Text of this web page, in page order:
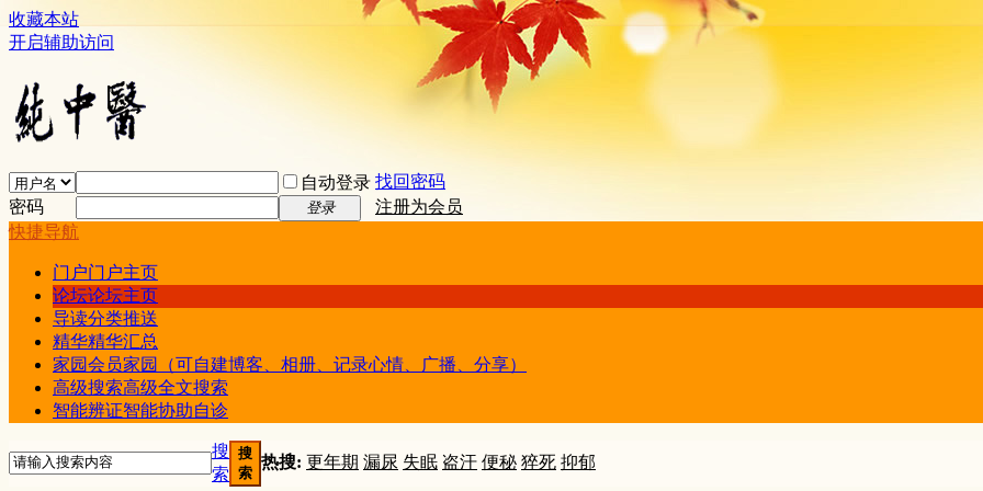
收藏本站
开启辅助访问
自动登录 找回密码
密码
登录
注册为会员
快捷导航
门户门户主页
论坛论坛主页
导读分类推送
精华精华汇总
家园会员家园（可自建博客、相册、记录心情、广播、分享）
高级搜索高级全文搜索
智能辨证智能协助自诊
搜
索
搜
索
热搜: 更年期 漏尿 失眠 盗汗 便秘 猝死 抑郁